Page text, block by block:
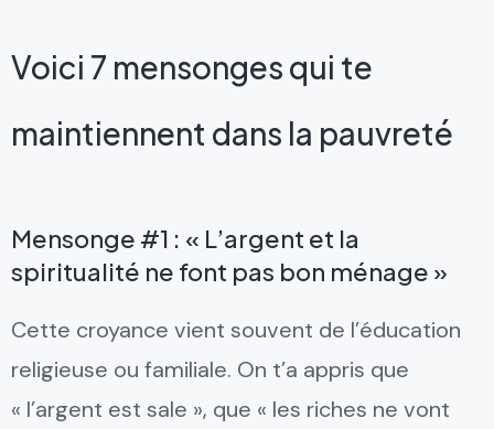
Voici 7 mensonges qui te
maintiennent dans la pauvreté
Mensonge #1 : « L’argent et la
spiritualité ne font pas bon ménage »
Cette croyance vient souvent de l’éducation
religieuse ou familiale. On t’a appris que
« l’argent est sale », que « les riches ne vont